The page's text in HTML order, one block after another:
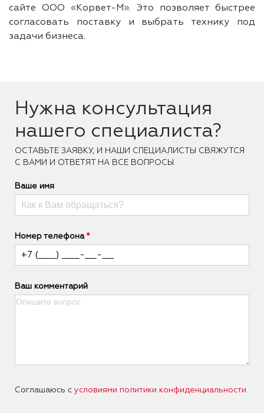
сайте ООО «Корвет-М». Это позволяет быстрее
согласовать поставку и выбрать технику под
задачи бизнеса.
Нужна консультация
нашего специалиста?
ОCТАВЬТЕ ЗАЯВКУ, И НАШИ СПЕЦИАЛИСТЫ СВЯЖУТСЯ
С ВАМИ И ОТВЕТЯТ НА ВСЕ ВОПРОСЫ
Ваше имя
Номер телефона
Ваш комментарий
Соглашаюсь с условиями политики конфиденциальности.